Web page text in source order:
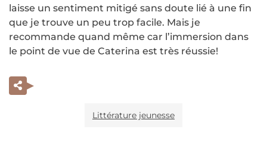
laisse un sentiment mitigé sans doute lié à une fin
que je trouve un peu trop facile. Mais je
recommande quand même car l’immersion dans
le point de vue de Caterina est très réussie!
Littérature jeunesse